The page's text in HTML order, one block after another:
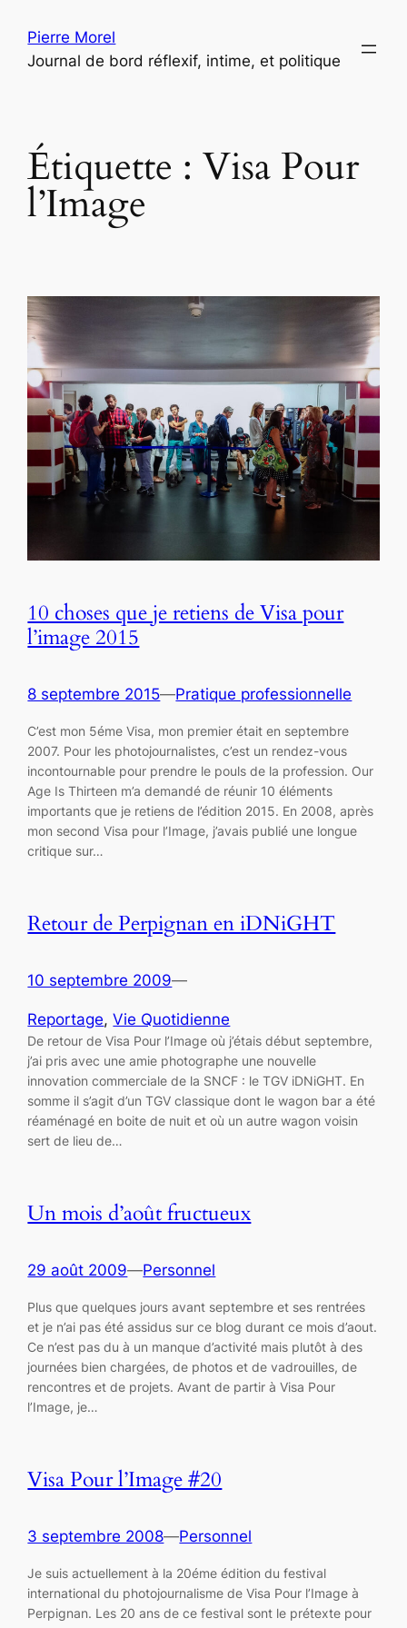
contenu
Pierre Morel
Journal de bord réflexif, intime, et politique
Étiquette :Visa Pour
l’Image
10 choses que je retiens de Visa pour
l’image 2015
8 septembre 2015—Pratique professionnelle
C’est mon 5éme Visa, mon premier était en septembre
2007. Pour les photojournalistes, c’est un rendez-vous
incontournable pour prendre le pouls de la profession. Our
Age Is Thirteen m’a demandé de réunir 10 éléments
importants que je retiens de l’édition 2015. En 2008, après
mon second Visa pour l’Image, j’avais publié une longue
critique sur…
Retour de Perpignan en iDNiGHT
10 septembre 2009—
Reportage, Vie Quotidienne
De retour de Visa Pour l’Image où j’étais début septembre,
j’ai pris avec une amie photographe une nouvelle
innovation commerciale de la SNCF : le TGV iDNiGHT. En
somme il s’agit d’un TGV classique dont le wagon bar a été
réaménagé en boite de nuit et où un autre wagon voisin
sert de lieu de…
Un mois d’août fructueux
29 août 2009—Personnel
Plus que quelques jours avant septembre et ses rentrées
et je n’ai pas été assidus sur ce blog durant ce mois d’aout.
Ce n’est pas du à un manque d’activité mais plutôt à des
journées bien chargées, de photos et de vadrouilles, de
rencontres et de projets. Avant de partir à Visa Pour
l’Image, je…
Visa Pour l’Image #20
3 septembre 2008—Personnel
Je suis actuellement à la 20éme édition du festival
international du photojournalisme de Visa Pour l’Image à
Perpignan. Les 20 ans de ce festival sont le prétexte pour